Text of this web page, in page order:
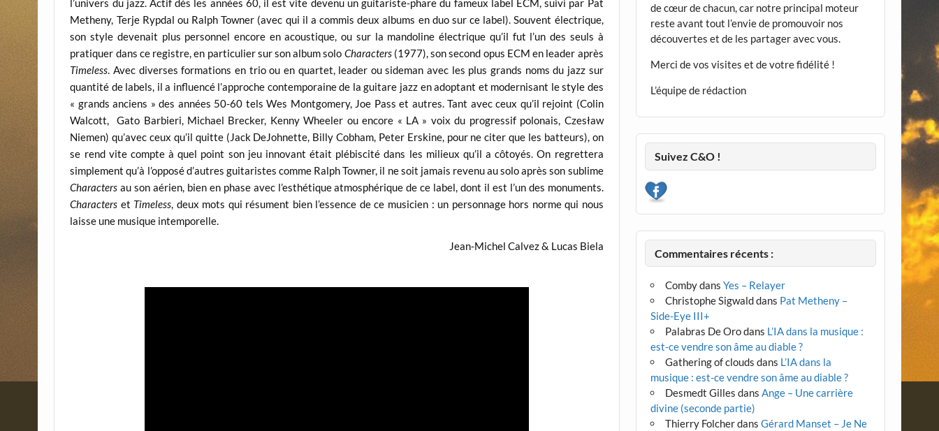
l’univers du jazz. Actif dès les années 60, il est vite devenu un guitariste-phare du fameux label ECM, suivi par Pat
Metheny, Terje Rypdal ou Ralph Towner (avec qui il a commis deux albums en duo sur ce label). Souvent électrique,
son style devenait plus personnel encore en acoustique, ou sur la mandoline électrique qu’il fut l’un des seuls à
pratiquer dans ce registre, en particulier sur son album solo Characters(1977), son second opus ECM en leader après
Timeless. Avec diverses formations en trio ou en quartet, leader ou sideman avec les plus grands noms du jazz sur
quantité de labels, il a influencé l’approche contemporaine de la guitare jazz en adoptant et modernisant le style des
« grands anciens » des années 50-60 tels Wes Montgomery, Joe Pass et autres. Tant avec ceux qu’il rejoint (Colin
Walcott, Gato Barbieri, Michael Brecker, Kenny Wheeler ou encore « LA » voix du progressif polonais, Czesław
Niemen) qu’avec ceux qu’il quitte (Jack DeJohnette, Billy Cobham, Peter Erskine, pour ne citer que les batteurs), on
se rend vite compte à quel point son jeu innovant était plébiscité dans les milieux qu’il a côtoyés. On regrettera
simplement qu’à l’opposé d’autres guitaristes comme Ralph Towner, il ne soit jamais revenu au solo après son sublime
Characters au son aérien, bien en phase avec l’esthétique atmosphérique de ce label, dont il est l’un des monuments.
Characters et Timeless, deux mots qui résument bien l’essence de ce musicien : un personnage hors norme qui nous
laisse une musique intemporelle.
Jean-Michel Calvez & Lucas Biela
de cœur de chacun, car notre principal moteur
reste avant tout l’envie de promouvoir nos
découvertes et de les partager avec vous.
Merci de vos visites et de votre fidélité !
L’équipe de rédaction
Suivez C&O !
Commentaires récents :
CombydansYes – Relayer
Christophe Sigwalddans Pat Metheny –
Side-Eye III+
Palabras De Orodans L’IA dans la musique :
est-ce vendre son âme au diable ?
Gathering of clouds dans L’IA dans la
musique : est-ce vendre son âme au diable ?
Desmedt Gilles dansAnge – Une carrière
divine (seconde partie)
Thierry FolcherdansGérard Manset – Je Ne